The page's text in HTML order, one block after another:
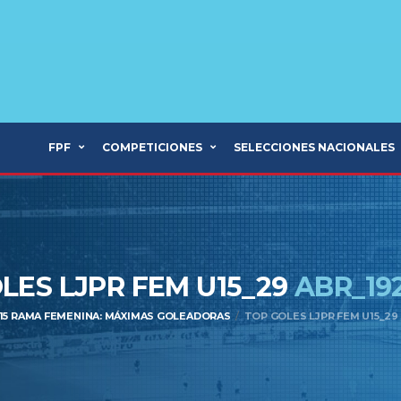
FPF COMPETICIONES SELECCIONES NACIONALES
LJPR FEM U15_29
RAMA FEMENINA: MÁXIMAS GOLEADORAS TOP GOLES LJPR FEM